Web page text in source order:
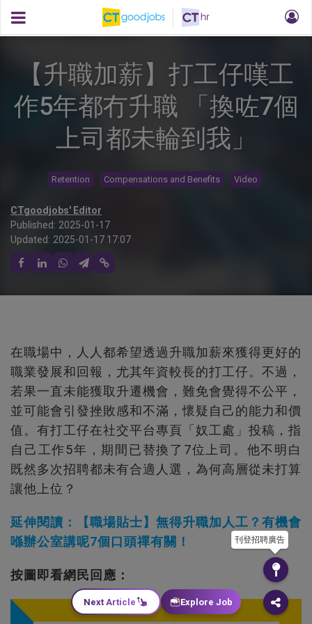
【升職加薪】打工仔嘆工
作5年都冇升職 「換咗7個
上司都未輪到我」
Retention Compensations and Benefits Video
CTgoodjobs' Editor
Published: 2025-01-17
Updated: 2025-01-17 17:07
在職場中，人人都希望透過升職加薪來獲得更好的
職業發展和回報，尤其年資較長的打工仔。不過，
若果一直未能獲取升遷機會，難免會覺得不公平，
並可能會引發挫敗感和不滿，懷疑自己的能力和價
值。有打工仔在社交平台專頁「奴工處」投稿，指
自己工作5年，期間已替換了7位上司。他不明白
既然多次招聘都未有合適人選，為何高層從未打算
讓他上位？
延伸閱讀：【職場貼士】無得升職加人工？有機會
喺辦公室講呢7個口頭禪有關！
按圖即看網民回應：
刊登招聘廣告
Next Article Explore Job